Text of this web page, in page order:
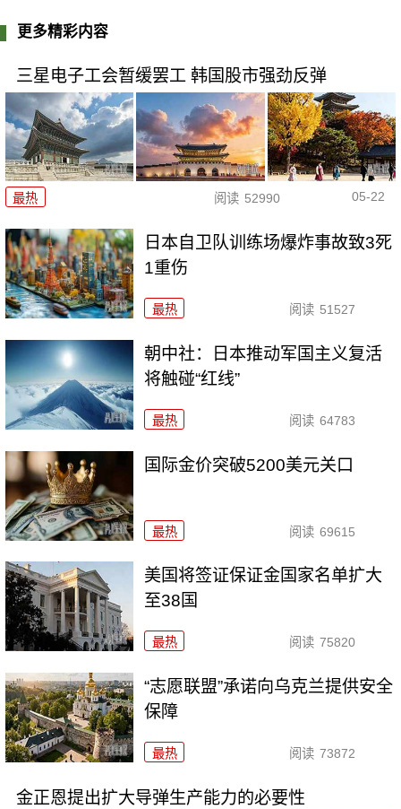
更多精彩内容
三星电子工会暂缓罢工 韩国股市强劲反弹
最热 阅读 52990 05-22
日本自卫队训练场爆炸事故致3死
1重伤
最热 阅读 51527
朝中社：日本推动军国主义复活
将触碰“红线”
最热 阅读 64783
国际金价突破5200美元关口
最热 阅读 69615
美国将签证保证金国家名单扩大
至38国
最热 阅读 75820
“志愿联盟”承诺向乌克兰提供安全
保障
最热 阅读 73872
金正恩提出扩大导弹生产能力的必要性